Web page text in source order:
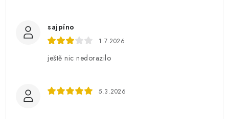
sajpíno
1.7.2026
ještě nic nedorazilo
5.3.2026